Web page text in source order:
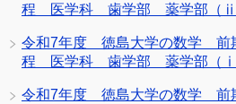
程 医学科 歯学部 薬学部（ⅱ
令和7年度 徳島大学の数学 前
程 医学科 歯学部 薬学部（ⅰ
令和7年度 徳島大学の数学 前